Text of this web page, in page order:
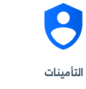
التأمينات